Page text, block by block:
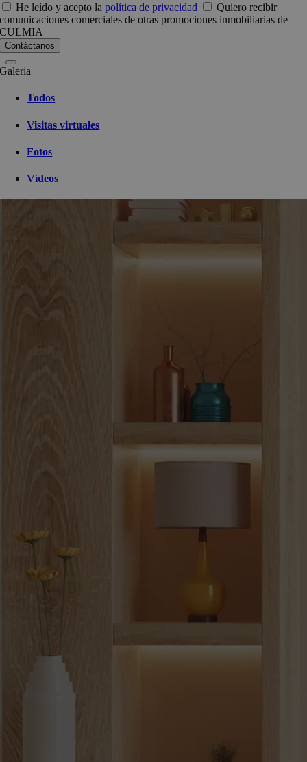
He leído y acepto lapolítica de privacidad
Quiero recibir
comunicaciones comerciales de otras promociones inmobiliarias de
CULMIA
Galeria
Todos
Visitas virtuales
Fotos
Vídeos